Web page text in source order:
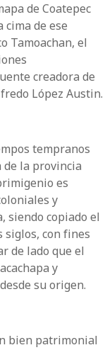
de Coatepec
cima de ese
Tamoachan, el
creadora de
López Austin.
tempranos
de la provincia
es
y
siendo copiado el
siglos, con fines
de lado que el
y
su origen.
bien patrimonial